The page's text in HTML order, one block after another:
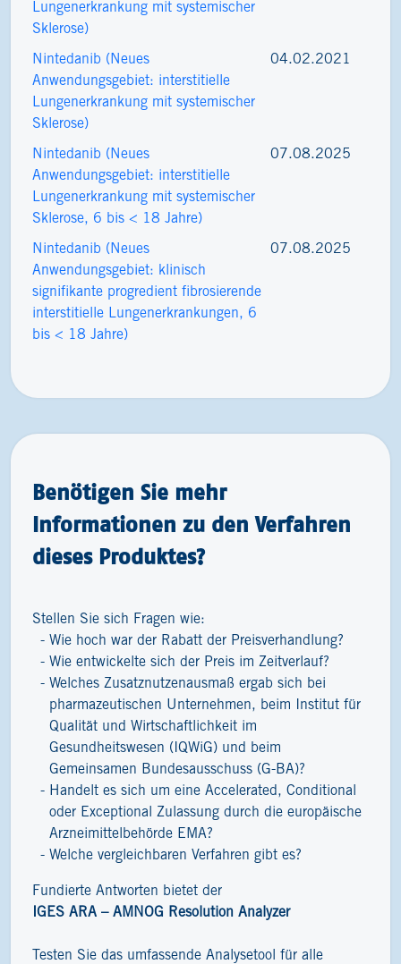
Lungenerkrankung mit systemischer
Sklerose)
Nintedanib (Neues
Anwendungsgebiet: interstitielle
Lungenerkrankung mit systemischer
Sklerose)
04.02.2021
Nintedanib (Neues
Anwendungsgebiet: interstitielle
Lungenerkrankung mit systemischer
Sklerose, 6 bis < 18 Jahre)
07.08.2025
Nintedanib (Neues
Anwendungsgebiet: klinisch
signifikante progredient fibrosierende
interstitielle Lungenerkrankungen, 6
bis < 18 Jahre)
07.08.2025
Benötigen Sie mehr
Informationen zu den Verfahren
dieses Produktes?
Stellen Sie sich Fragen wie:
Wie hoch war der Rabatt der Preisverhandlung?
Wie entwickelte sich der Preis im Zeitverlauf?
Welches Zusatznutzenausmaß ergab sich bei
pharmazeutischen Unternehmen, beim Institut für
Qualität und Wirtschaftlichkeit im
Gesundheitswesen (IQWiG) und beim
Gemeinsamen Bundesausschuss (G-BA)?
Handelt es sich um eine Accelerated, Conditional
oder Exceptional Zulassung durch die europäische
Arzneimittelbehörde EMA?
Welche vergleichbaren Verfahren gibt es?
Fundierte Antworten bietet der
IGES ARA – AMNOG Resolution Analyzer
Testen Sie das umfassende Analysetool für alle